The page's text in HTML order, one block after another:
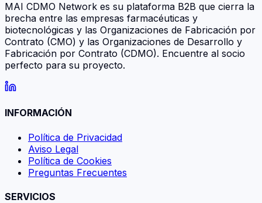
MAI CDMO Network es su plataforma B2B que cierra la
brecha entre las empresas farmacéuticas y
biotecnológicas y las Organizaciones de Fabricación por
Contrato (CMO) y las Organizaciones de Desarrollo y
Fabricación por Contrato (CDMO). Encuentre al socio
perfecto para su proyecto.
INFORMACIÓN
Política de Privacidad
Aviso Legal
Política de Cookies
Preguntas Frecuentes
SERVICIOS